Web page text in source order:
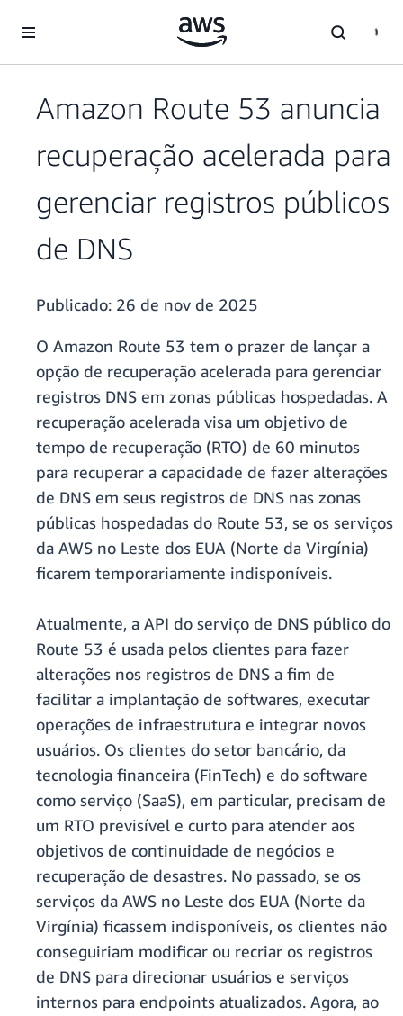
Pular para o conteúdo principal
Amazon Route 53 anuncia
recuperação acelerada para
gerenciar registros públicos
de DNS
Publicado: 26 de nov de 2025
O Amazon Route 53 tem o prazer de lançar a
opção de recuperação acelerada para gerenciar
registros DNS em zonas públicas hospedadas. A
recuperação acelerada visa um objetivo de
tempo de recuperação (RTO) de 60 minutos
para recuperar a capacidade de fazer alterações
de DNS em seus registros de DNS nas zonas
públicas hospedadas do Route 53, se os serviços
da AWS no Leste dos EUA (Norte da Virgínia)
ficarem temporariamente indisponíveis.
Atualmente, a API do serviço de DNS público do
Route 53 é usada pelos clientes para fazer
alterações nos registros de DNS a fim de
facilitar a implantação de softwares, executar
operações de infraestrutura e integrar novos
usuários. Os clientes do setor bancário, da
tecnologia financeira (FinTech) e do software
como serviço (SaaS), em particular, precisam de
um RTO previsível e curto para atender aos
objetivos de continuidade de negócios e
recuperação de desastres. No passado, se os
serviços da AWS no Leste dos EUA (Norte da
Virgínia) ficassem indisponíveis, os clientes não
conseguiriam modificar ou recriar os registros
de DNS para direcionar usuários e serviços
internos para endpoints atualizados. Agora, ao